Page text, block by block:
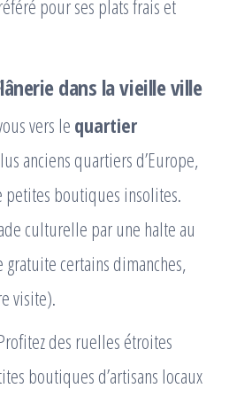
pour ses plats frais et
dans la vieille ville
vers lequartier
anciens quartiers d’Europe,
petites boutiques insolites.
culturelle par une halte au
gratuite certains dimanches,
visite).
des ruelles étroites
boutiques d’artisans locaux